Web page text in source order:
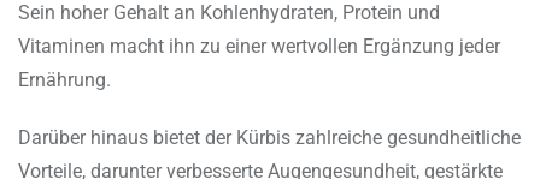
Sein hoher Gehalt an Kohlenhydraten, Protein und
Vitaminen macht ihn zu einer wertvollen Ergänzung jeder
Ernährung.
Darüber hinaus bietet der Kürbis zahlreiche gesundheitliche
Vorteile, darunter verbesserte Augengesundheit, gestärkte